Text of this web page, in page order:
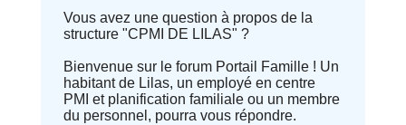
⭐ Qualité
Deprecated: implode(): Passing null to
parameter #1 ($separator) of type
array|string is deprecated in
Vous avez une question à propos de la
structure "CPMI DE LILAS" ?
Bienvenue sur le forum Portail Famille ! Un
habitant de Lilas, un employé en centre
PMI et planification familiale ou un membre
du personnel, pourra vous répondre.